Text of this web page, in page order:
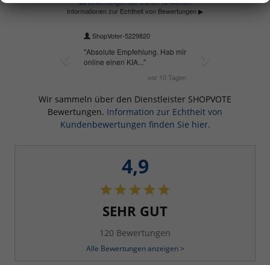
Wir sammeln über den Dienstleister SHOPVOTE
Bewertungen. Information zur Echtheit von
Kundenbewertungen finden Sie hier.
4,9
SEHR GUT
120 Bewertungen
Alle Bewertungen anzeigen >